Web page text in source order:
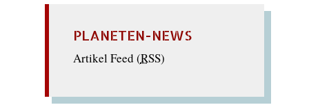
PLANETEN-NEWS
Artikel Feed (RSS)